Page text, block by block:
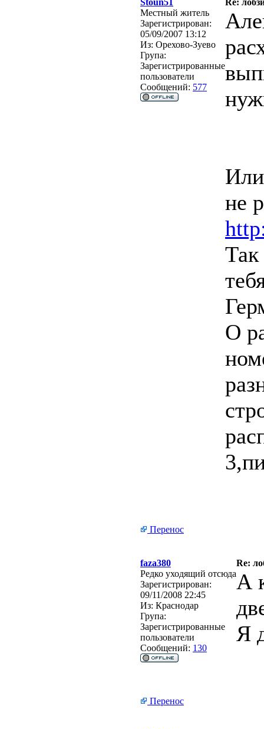
Stoun51
Re:
Местный житель
Зарегистрирован:
05/09/2007 13:12
Из: Орехово-Зуево
Група:
Зарегистрированные
пользователи
Сообщений: 577
не
О
Перенос
faza380
Re:
Редко уходящий отсюда
Зарегистрирован:
09/11/2008 22:45
Из: Краснодар
Група:
Зарегистрированные
пользователи
Сообщений: 130
А
Я
Перенос